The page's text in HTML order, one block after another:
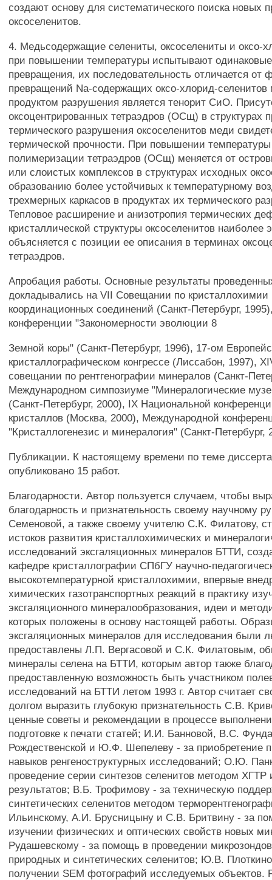
создают основу для систематического поиска новых
оксоселенитов.
4. Медьсодержащие селениты, оксоселениты и оксо-
при повышении температуры испытывают
превращения, их последовательность отличается от
превращений Na-содержащих оксо-хлорид-
продуктом разрушения является тенорит СиО.
оксоцентрированных тетраэдров (ОСщ) в структурах
термического разрушения оксоселенитов меди
термической прочности. При повышении температуры
полимеризации тетраэдров (ОСщ) меняется от
или слоистых комплексов в структурах исходных
образованию более устойчивых к температурному
трехмерных каркасов в продуктах их термического
Тепловое расширение и анизотропия термических
кристаллической структуры оксоселенитов наиболее
объясняется с позиции ее описания в терминах
тетраэдров.
Апробация работы. Основные результаты
докладывались на VII Совещании по кристаллохимии
координационных соединений (Санкт-Петербург,
конференции "Закономерности эволюции 8
Земной коры" (Санкт-Петербург, 1996), 17-ом
кристаллографическом конгрессе (Лиссабон, 1997),
совещании по рентгенографии минералов (Санкт-
Международном симпозиуме "Минералогические
(Санкт-Петербург, 2000), IX Национальной
кристаллов (Москва, 2000), Международной
"Кристаллогенезис и минералогия" (Санкт-Петербург,
Публикации. К настоящему времени по теме
опубликовано 15 работ.
Благодарности. Автор пользуется случаем, чтобы
благодарность и признательность своему научному
Семеновой, а также своему учителю С.К. Филатову,
истоков развития кристаллохимических и
исследований эксгаляционных минералов БТТИ,
кафедре кристаллографии СПбГУ научно-
высокотемпературной кристаллохимии, впервые
химических газотранспортных реакций в практику
эксгаляционного минералообразования, идеи и
которых положены в основу настоящей работы.
эксгаляционных минералов для исследования были
предоставлены Л.П. Вергасовой и С.К. Филатовым,
минералы селена на БТТИ, которым автор также
предоставленную возможность быть участником
исследований на БТТИ летом 1993 г. Автор считает
долгом выразить глубокую признательность С.В.
ценные советы и рекомендации в процессе
подготовке к печати статей; И.И. Банновой, B.C.
Рождественской и Ю.Ф. Шепелеву - за приобретение
навыков ренгеноструктурных исследований; О.Ю.
проведение серии синтезов селенитов методом
результатов; В.Б. Трофимову - за техническую
синтетических селенитов методом
Ильинскому, А.И. Брусницыну и С.В. Бритвину - за
изучении физических и оптических свойств новых
Рудашевскому - за помощь в проведении
природных и синтетических селенитов; Ю.В.
получении SEM фотографий исследуемых объектов.